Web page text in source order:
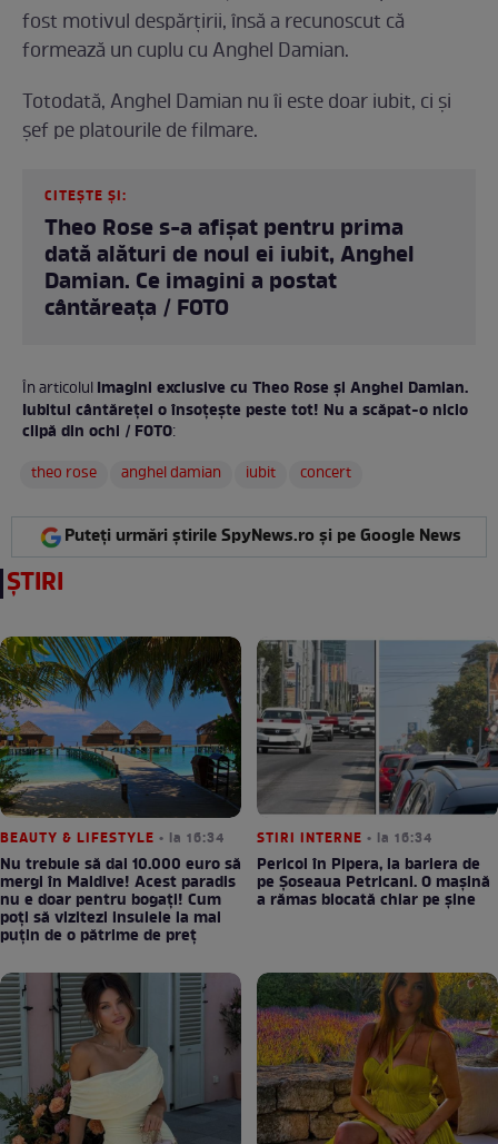
fost motivul despărțirii, însă a recunoscut că
formează un cuplu cu Anghel Damian.
Totodată, Anghel Damian nu îi este doar iubit, ci și
șef pe platourile de filmare.
CITEȘTE ȘI:
Theo Rose s-a afișat pentru prima
dată alături de noul ei iubit, Anghel
Damian. Ce imagini a postat
cântăreața / FOTO
În articolulImagini exclusive cu Theo Rose și Anghel Damian.
Iubitul cântăreței o însoțește peste tot! Nu a scăpat-o nicio
clipă din ochi / FOTO:
theo rose
anghel damian iubit concert
Puteți urmări știrile SpyNews.ro și pe Google News
ȘTIRI
BEAUTY & LIFESTYLE • la 16:34
Nu trebuie să dai 10.000 euro să
mergi în Maldive! Acest paradis
nu e doar pentru bogați! Cum
poți să vizitezi insulele la mai
puțin de o pătrime de preț
STIRI INTERNE • la 16:34
Pericol în Pipera, la bariera de
pe Șoseaua Petricani. O mașină
a rămas blocată chiar pe șine